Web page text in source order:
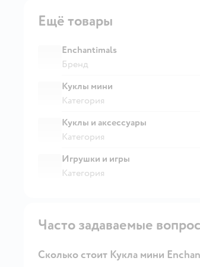
Ещё товары
Enchantimals
Бренд
Куклы мини
Категория
Куклы и аксессуары
Категория
Игрушки и игры
Категория
Часто задаваемые
Сколько стоит Кукла мини